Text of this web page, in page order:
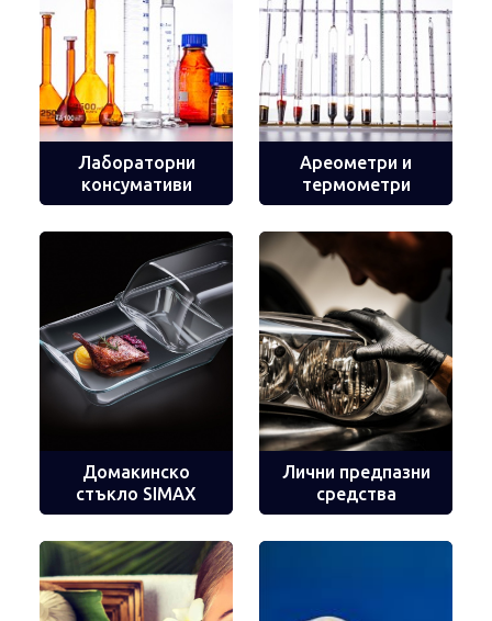
Лабораторни
консумативи
Ареометри и
термометри
Домакинско
стъкло SIMAX
Лични предпазни
средства